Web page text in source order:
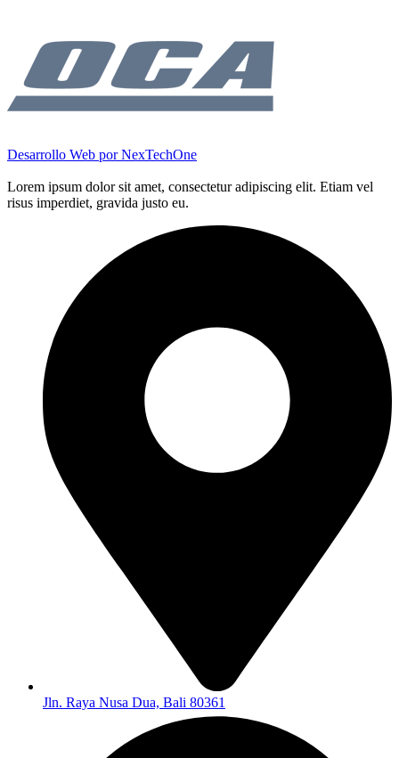
Desarrollo Web porNexTechOne
Lorem ipsum dolor sit amet, consectetur adipiscing elit. Etiam vel
risus imperdiet, gravida justo eu.
Jln. Raya Nusa Dua, Bali 80361